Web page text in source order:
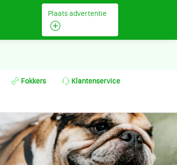
Plaats advertentie
Fokkers Klantenservice